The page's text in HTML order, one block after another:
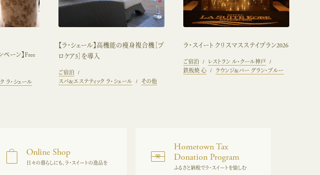
ペーン】Free
ラ・シェール
【ラ・シェール】高機能の痩身複合機［プ
ロケア3］を導入
ご宿泊
スパ&エステティック ラ・シェール
その他
ラ・スイート クリスマスステイプラン2026
ご宿泊
レストラン ル・クール神戸
鉄板焼 心
ラウンジ&バー グラン・ブルー
Online Shop
日々の暮らしにも、ラ・スイートの逸品を
Hometown Tax
Donation Program
ふるさと納税でラ・スイートを愉しむ